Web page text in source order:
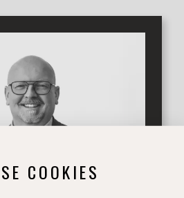
för både vardag och umgänge.
mindre gräsyta – en idealisk plats
en uteplats samt en smidig
precis intill entrén. Här finns
lättillgängligt. Entréplanet
– perfekt för familjen. Här
med integrerad
COOKIES